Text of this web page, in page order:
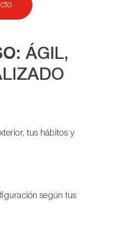
ÁGIL,
tus hábitos y
según tus